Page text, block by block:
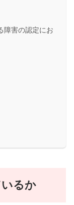
障害の認定にお
るか